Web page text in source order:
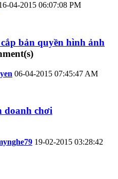
04-2015 06:07:08 PM
bản quyền hình ảnh
06-04-2015 07:45:47 AM
doanh chơi
19-02-2015 03:28:42